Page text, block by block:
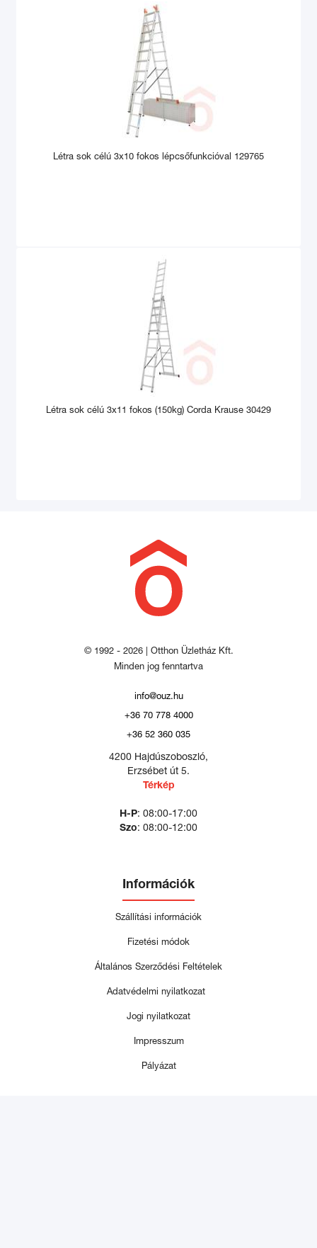
Létra sok célú 3x10 fokos lépcsőfunkcióval 129765
Létra sok célú 3x11 fokos (150kg) Corda Krause 30429
© 1992 - 2026 | Otthon Üzletház Kft.
Minden jog fenntartva
info@ouz.hu
+36 70 778 4000
+36 52 360 035
4200 Hajdúszoboszló,
Erzsébet út 5.
Térkép
H-P: 08:00-17:00
Szo: 08:00-12:00
Információk
Szállítási információk
Fizetési módok
Általános Szerződési Feltételek
Adatvédelmi nyilatkozat
Jogi nyilatkozat
Impresszum
Pályázat